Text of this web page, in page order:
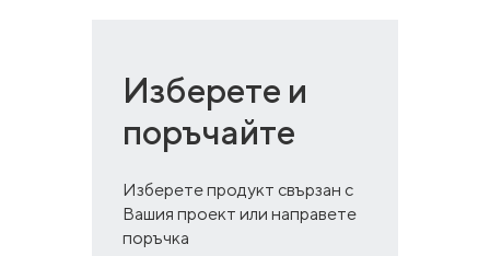
Изберете и
поръчайте
Изберете продукт свързан с
Вашия проект или направете
поръчка